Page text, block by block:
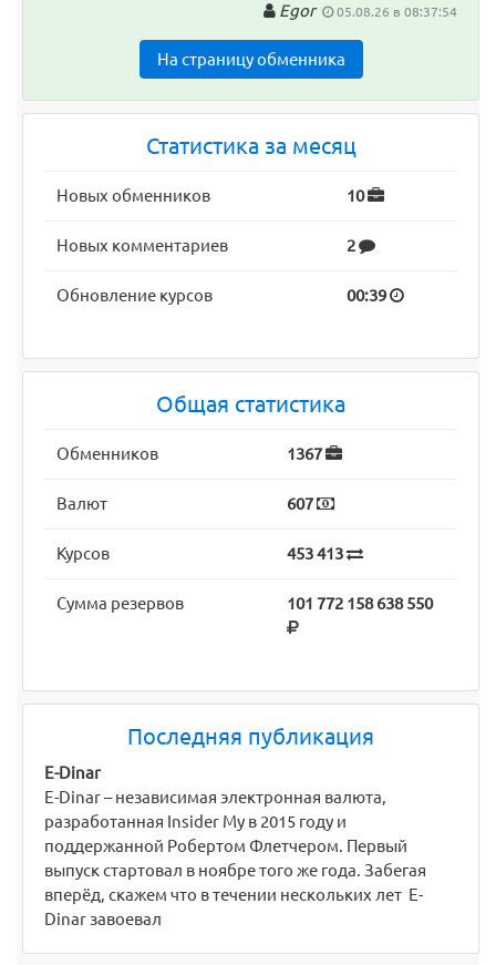
Egor 05.08.26 в 08:37:54
На страницу обменника
Статистика за месяц
Новых обменников 10
Новых комментариев 2
Обновление курсов 00:39
Общая статистика
Обменников 1367
Валют 607
Курсов 453 413
Сумма резервов 101 772 158 638 550
Последняя публикация
E-Dinar
E-Dinar – независимая электронная валюта,
разработанная Insider My в 2015 году и
поддержанной Робертом Флетчером. Первый
выпуск стартовал в ноябре того же года. Забегая
вперёд, скажем что в течении нескольких лет E-
Dinar завоевал